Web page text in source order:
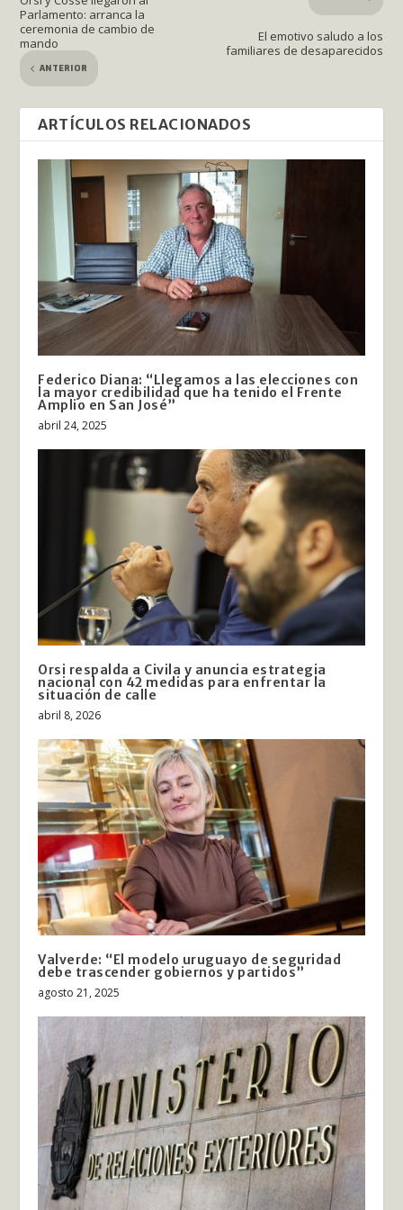
Parlamento: arranca la
ceremonia de cambio de
mando
ANTERIOR
El emotivo saludo a los
familiares de desaparecidos
ARTÍCULOS RELACIONADOS
Federico Diana: “Llegamos a las elecciones con
la mayor credibilidad que ha tenido el Frente
Amplio en San José”
abril 24, 2025
Orsi respalda a Civila y anuncia estrategia
nacional con 42 medidas para enfrentar la
situación de calle
abril 8, 2026
Valverde: “El modelo uruguayo de seguridad
debe trascender gobiernos y partidos”
agosto 21, 2025